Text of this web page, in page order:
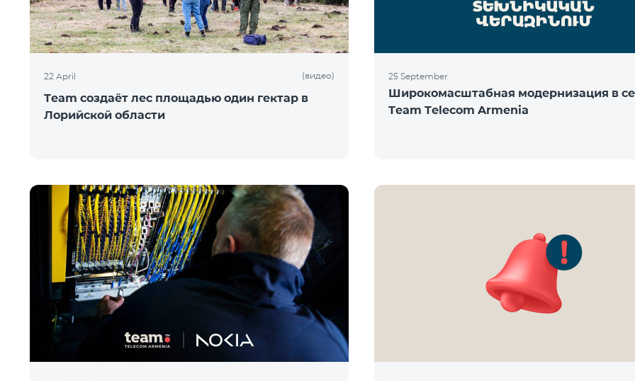
22 April (видео)
Team создаёт лес площадью один гектар в
Лорийской области
25 September
Широкомасштабная модернизация в
Team Telecom Armenia